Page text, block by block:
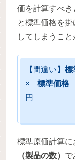
価を計算すべ
と標準価格を
してしまうこと
【間違い】標
×標準価格
円
標準原価計算に
（製品の数） で